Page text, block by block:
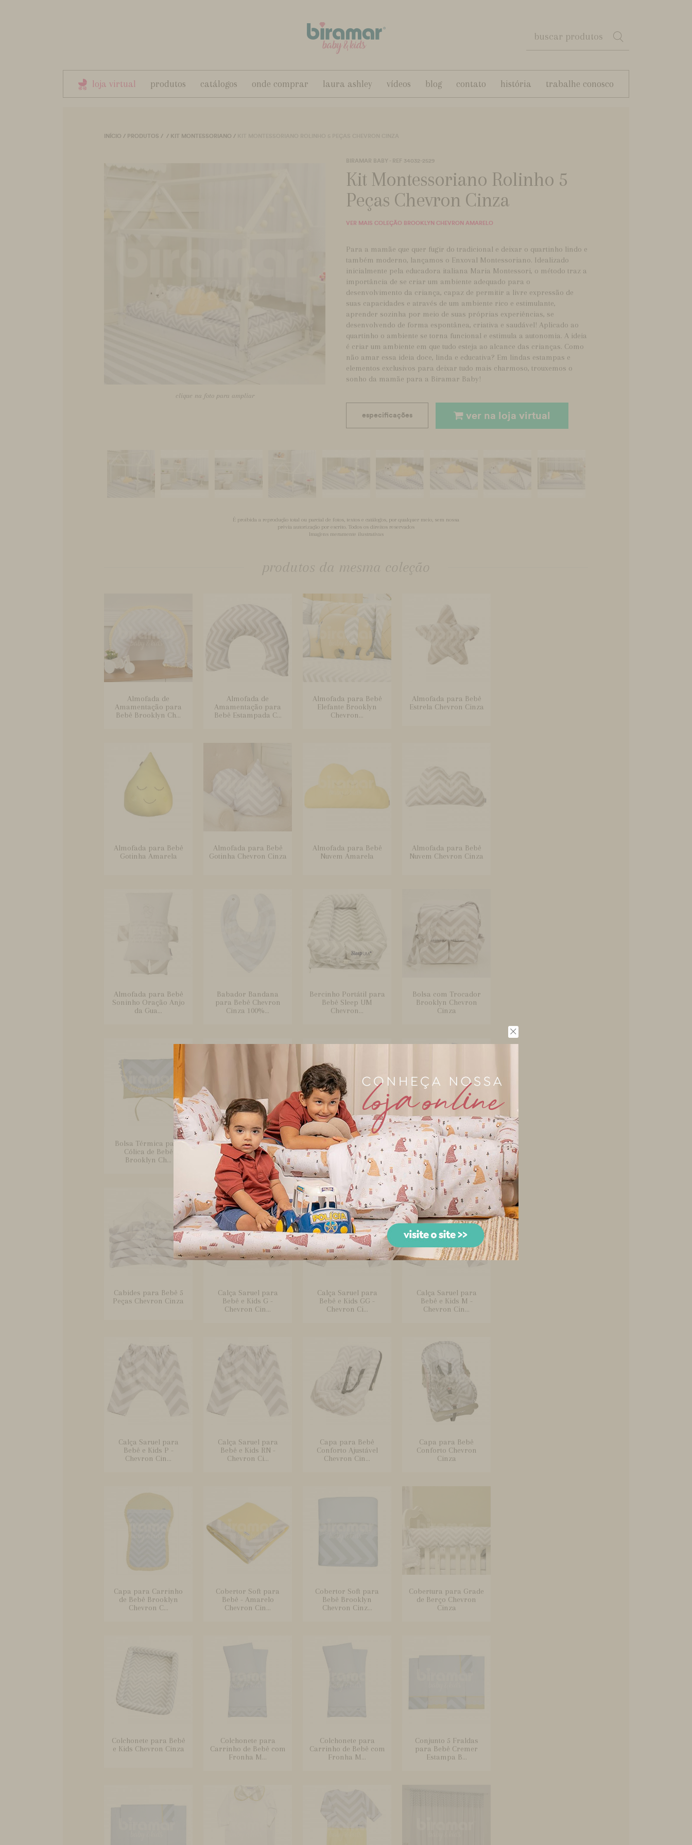
loja virtual produtos catálogos onde comprar laura ashley vídeos blog contato história trabalhe conosco
INÍCIO / PRODUTOS / / KIT MONTESSORIANO /
clique na foto para ampliar
BIRAMAR BABY - REF 34032-2529
Kit Montessoriano Rolinho 5
Peças Chevron Cinza
VER MAIS COLEÇÃO BROOKLYN CHEVRON AMARELO
Para a mamãe que quer fugir do tradicional e deixar o quartinho lindo e
também moderno, lançamos o Enxoval Montessoriano. Idealizado
inicialmente pela educadora italiana Maria Montessori, o método traz a
importância de se criar um ambiente adequado para o
desenvolvimento da criança, capaz de permitir a livre expressão de
suas capacidades e através de um ambiente rico e estimulante,
aprender sozinha por meio de suas próprias experiências, se
desenvolvendo de forma espontânea, criativa e saudável! Aplicado ao
quartinho o ambiente se torna funcional e estimula a autonomia. A ideia
é criar um ambiente em que tudo esteja ao alcance das crianças. Como
não amar essa ideia doce, linda e educativa? Em lindas estampas e
elementos exclusivos para deixar tudo mais charmoso, trouxemos o
sonho da mamãe para a Biramar Baby!
especificações ver na loja virtual
É proibida a reprodução total ou parcial de fotos, textos e catálogos, por qualquer meio, sem nossa
prévia autorização por escrito. Todos os direitos reservados
Imagens meramente ilustrativas
produtos da mesma coleção
Almofada de
Amamentação para
Bebê Brooklyn Ch...
Almofada de
Amamentação para
Bebê Estampada C...
Almofada para Bebê
Elefante Brooklyn
Chevron...
Almofada para Bebê
Estrela Chevron Cinza
Almofada para Bebê
Gotinha Amarela
Almofada para Bebê
Gotinha Chevron Cinza
Almofada para Bebê
Nuvem Amarela
Almofada para Bebê
Nuvem Chevron Cinza
Almofada para Bebê
Soninho Oração Anjo
da Gua...
Babador Bandana
para Bebê Chevron
Cinza 100%...
Bercinho Portátil para
Bebê Sleep UM
Chevron...
Bolsa com Trocador
Brooklyn Chevron
Cinza
Bolsa Térmica para
Cólica de Bebê
Brooklyn Ch...
Boquinha Fralda
Cremer 3 Peças para
Bebê Broo...
Boquinha Fralda
Cremer 3 Peças para
Bebê Broo...
Boquinha Malha 3
Peças para Bebê
Brooklyn Che...
Cabides para Bebê 5
Peças Chevron Cinza
Calça Saruel para
Bebê e Kids G -
Chevron Cin...
Calça Saruel para
Bebê e Kids GG -
Chevron Ci...
Calça Saruel para
Bebê e Kids M -
Chevron Cin...
Calça Saruel para
Bebê e Kids P -
Chevron Cin...
Calça Saruel para
Bebê e Kids RN -
Chevron Ci...
Capa para Bebê
Conforto Ajustável
Chevron Cin...
Capa para Bebê
Conforto Chevron
Cinza
Capa para Carrinho
de Bebê Brooklyn
Chevron C...
Cobertor Soft para
Bebê - Amarelo
Chevron Cin...
Cobertor Soft para
Bebê Brooklyn
Chevron Cinz...
Cobertura para Grade
de Berço Chevron
Cinza
Colchonete para Bebê
e Kids Chevron Cinza
Colchonete para
Carrinho de Bebê com
Fronha M...
Colchonete para
Carrinho de Bebê com
Fronha M...
Conjunto 5 Fraldas
para Bebê Cremer
Estampa B...